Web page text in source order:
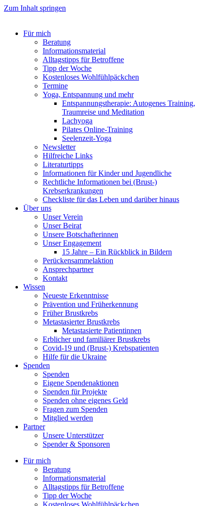
Zum Inhalt springen
Für mich
Beratung
Informationsmaterial
Alltagstipps für Betroffene
Tipp der Woche
Kostenloses Wohlfühlpäckchen
Termine
Yoga, Entspannung und mehr
Entspannungstherapie: Autogenes Training,
Traumreise und Meditation
Lachyoga
Pilates Online-Training
Seelenzeit-Yoga
Newsletter
Hilfreiche Links
Literaturtipps
Informationen für Kinder und Jugendliche
Rechtliche Informationen bei (Brust-)
Krebserkrankungen
Checkliste für das Leben und darüber hinaus
Über uns
Unser Verein
Unser Beirat
Unsere Botschafterinnen
Unser Engagement
15 Jahre – Ein Rückblick in Bildern
Perückensammelaktion
Ansprechpartner
Kontakt
Wissen
Neueste Erkenntnisse
Prävention und Früherkennung
Früher Brustkrebs
Metastasierter Brustkrebs
Metastasierte Patientinnen
Erblicher und familiärer Brustkrebs
Covid-19 und (Brust-) Krebspatienten
Hilfe für die Ukraine
Spenden
Spenden
Eigene Spendenaktionen
Spenden für Projekte
Spenden ohne eigenes Geld
Fragen zum Spenden
Mitglied werden
Partner
Unsere Unterstützer
Spender & Sponsoren
Für mich
Beratung
Informationsmaterial
Alltagstipps für Betroffene
Tipp der Woche
Kostenloses Wohlfühlpäckchen